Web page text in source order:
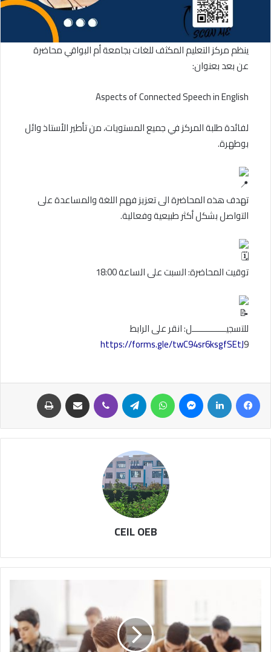
ينظم مركز التعليم المكثف للغات بجامعة أم البواقي محاضرة
عن بعد بعنوان:
Aspects of Connected Speech in English
لفائدة طلبة المركز في جميع المستويات، من تأطير الأستاذ وائل
بوطهرة.
تهدف هذه المحاضرة الى تعزيز فهم اللغة والمساعدة على
التواصل بشكل أكثر طبيعية وفعالية.
توقيت المحاضرة: السبت على الساعة 18:00
للتسجيــــــــــــــل: انقر على الرابط
https://forms.gle/twC94sr6ksgfSEtJ9
CEIL OEB